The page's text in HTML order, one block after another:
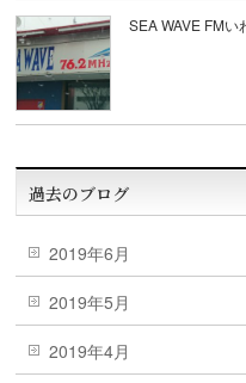
SEA WAVE FMい
過去のブログ
2019年6月
2019年5月
2019年4月